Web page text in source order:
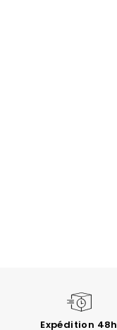
Expédition 48h